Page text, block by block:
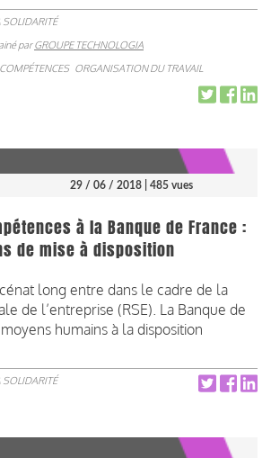
SOLIDARITÉ
parGROUPE TECHNOLOGIA
ORGANISATION DU TRAVAIL
29 / 06 / 2018 | 485 vues
à la Banque de France :
de mise à disposition
long entre dans le cadre de la
de l’entreprise (RSE). La Banque de
humains à la disposition
SOLIDARITÉ